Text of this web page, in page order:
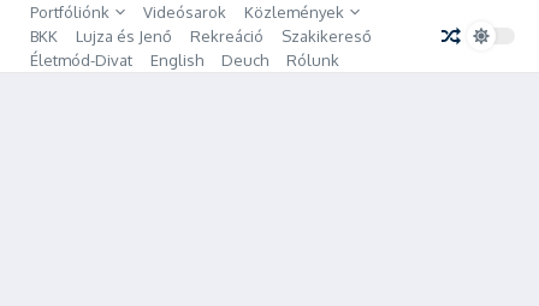
Ugrás a tartalomhoz
Portfóliónk Videósarok
Közlemények
BKK
Lujza és Jenő Rekreáció
Szakikereső
Életmód-Divat
English Deuch Rólunk